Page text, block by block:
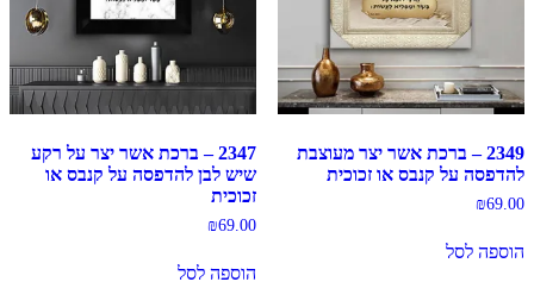
2349 – ברכת אשר יצר מעוצבת
להדפסה על קנבס או זכוכית
₪69.00
הוספה לסל
2347 – ברכת אשר יצר על רקע
שיש לבן להדפסה על קנבס או
זכוכית
₪69.00
הוספה לסל